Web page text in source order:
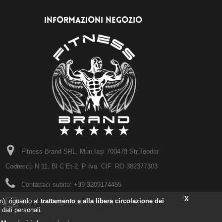
INFORMAZIONI NEGOZIO
Fitness Brand SRL, Mun.Iași 700478 Str.Teodor
Codrescu N 11, Bl C Et-2. P Iva. CIF. RO 382377303
Contattaci subito: +39 3209174455
Email:fitnessbrandshop@gmail.com
X
riguardo al trattamento e alla libera circolazione dei
personali.